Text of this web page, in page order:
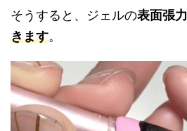
そうすると、ジェルの表面張力
きます。